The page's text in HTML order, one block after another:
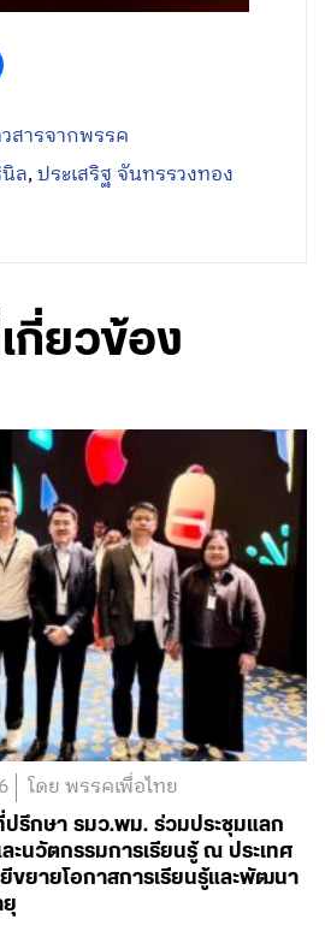
สารจากพรรค
ล,ประเสริฐ จันทรรวงทอง
กี่ยวข้อง
โดย พรรคเพื่อไทย
ปรึกษา รมว.พม. ร่วมประชุมแลก
ะนวัตกรรมการเรียนรู้ ณ ประเทศ
ยีขยายโอกาสการเรียนรู้และพัฒนา